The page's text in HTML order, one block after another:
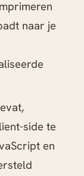
naar je
side te
en